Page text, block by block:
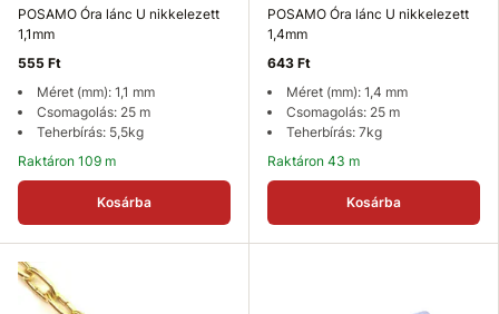
POSAMO Óra lánc U nikkelezett
1,1mm
555 Ft
Méret (mm): 1,1 mm
Csomagolás: 25 m
Teherbírás: 5,5kg
Raktáron 109 m
Kosárba
POSAMO Óra lánc U nikkelezett
1,4mm
643 Ft
Méret (mm): 1,4 mm
Csomagolás: 25 m
Teherbírás: 7kg
Raktáron 43 m
Kosárba